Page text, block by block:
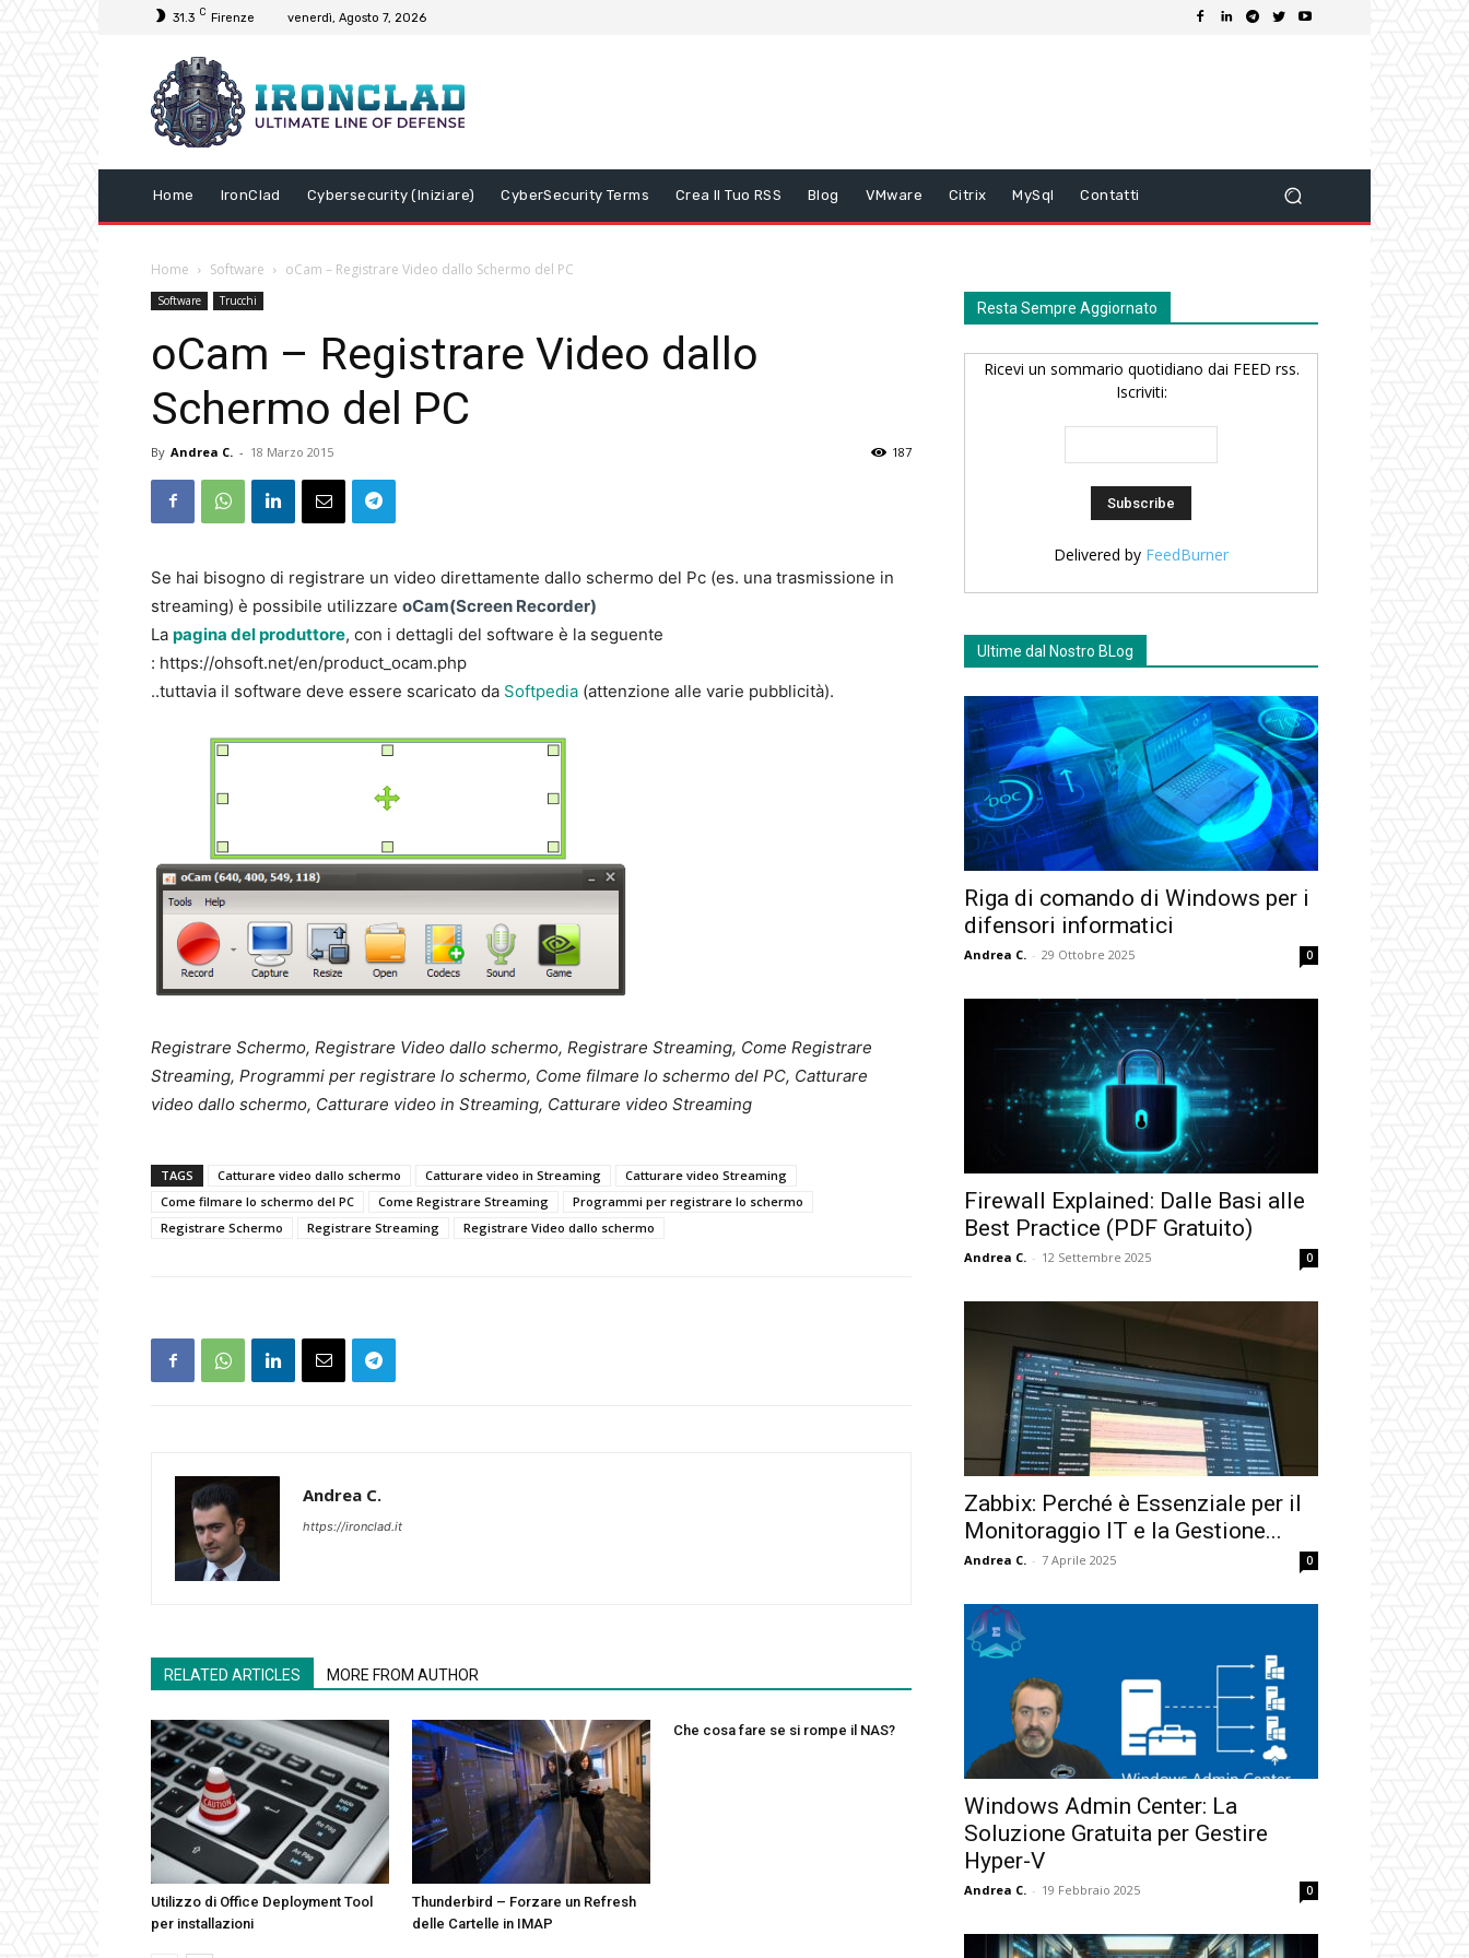
31.3 C Firenze venerdì, Agosto 7, 2026
Home IronClad Cybersecurity (Iniziare) CyberSecurity Terms Crea Il Tuo RSS Blog VMware Citrix MySql Contatti
Home Software oCam – Registrare Video dallo Schermo del PC
Software Trucchi
oCam – Registrare Video dallo
Schermo del PC
By Andrea C. - 18 Marzo 2015 187
Se hai bisogno di registrare un video direttamente dallo schermo del Pc (es. una trasmissione in
streaming) è possibile utilizzare oCam(Screen Recorder)
La pagina del produttore, con i dettagli del software è la seguente
: https://ohsoft.net/en/product_ocam.php
..tuttavia il software deve essere scaricato da Softpedia (attenzione alle varie pubblicità).
Registrare Schermo, Registrare Video dallo schermo, Registrare Streaming, Come Registrare
Streaming, Programmi per registrare lo schermo, Come filmare lo schermo del PC, Catturare
video dallo schermo, Catturare video in Streaming, Catturare video Streaming
TAGS Catturare video dallo schermo Catturare video in Streaming
Catturare video Streaming
Come filmare lo schermo del PC
Come Registrare Streaming
Programmi per registrare lo schermo
Registrare Schermo
Registrare Streaming Registrare Video dallo schermo
Andrea C.
https://ironclad.it
RELATED ARTICLES MORE FROM AUTHOR
Utilizzo di Office Deployment Tool
per installazioni
Thunderbird – Forzare un Refresh
delle Cartelle in IMAP
Che cosa fare se si rompe il NAS?
Resta Sempre Aggiornato
Ricevi un sommario quotidiano dai FEED rss.
Iscriviti:
Delivered by FeedBurner
Ultime dal Nostro BLog
Riga di comando di Windows per i
difensori informatici
Andrea C. - 29 Ottobre 2025 0
Firewall Explained: Dalle Basi alle
Best Practice (PDF Gratuito)
Andrea C. - 12 Settembre 2025 0
Zabbix: Perché è Essenziale per il
Monitoraggio IT e la Gestione...
Andrea C. - 7 Aprile 2025 0
Windows Admin Center: La
Soluzione Gratuita per Gestire
Hyper-V
Andrea C. - 19 Febbraio 2025 0